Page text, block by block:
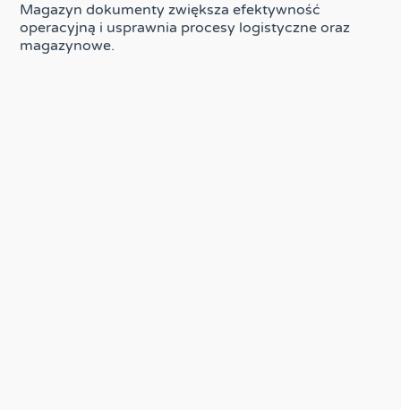
Magazyn dokumenty zwiększa efektywność
operacyjną i usprawnia procesy logistyczne oraz
magazynowe.